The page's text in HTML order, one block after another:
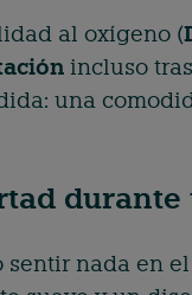
al oxígeno (
incluso tras
una
durante
nada en